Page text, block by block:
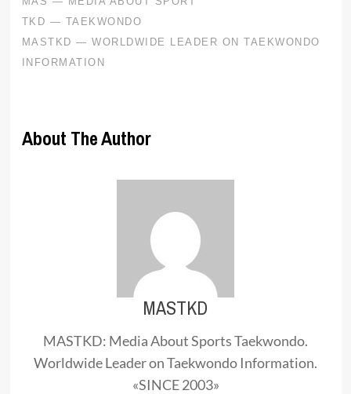
About The Author
MASTKD
MASTKD: Media About Sports Taekwondo.
Worldwide Leader on Taekwondo Information.
«SINCE 2003»